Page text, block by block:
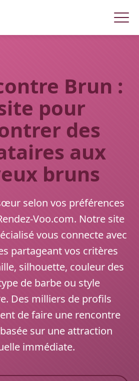
Brun :
pour
des
aux
bruns
selon vos préférences
Voo.com. Notre site
vous connecte avec
partageant vos critères
silhouette, couleur des
de barbe ou style
Des milliers de profils
de faire une rencontre
sur une attraction
immédiate.